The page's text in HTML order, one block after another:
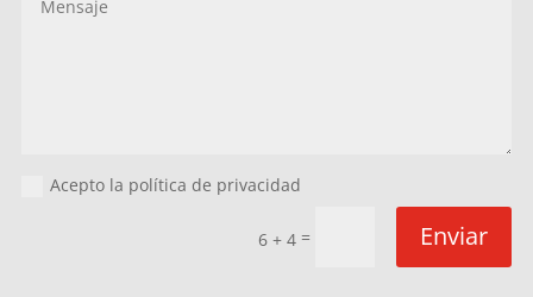
Acepto la política de privacidad
6 + 4 = Enviar